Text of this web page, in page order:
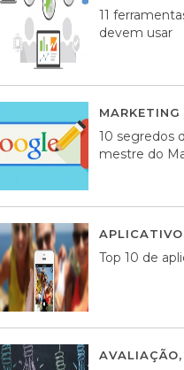
11
devem usar
10 segredos
mestre do
Top 10 de
AVALIAÇÃO,